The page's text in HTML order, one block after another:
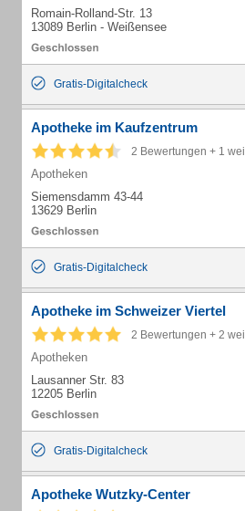
Romain-Rolland-Str. 13
13089 Berlin - Weißensee
Gratis-Digitalcheck
Apotheke im Kaufzentrum
2 Bewertungen + 1
Apotheken
Siemensdamm 43-44
13629 Berlin
Gratis-Digitalcheck
Apotheke im Schweizer Viertel
2 Bewertungen + 2
Apotheken
Lausanner Str. 83
12205 Berlin
Gratis-Digitalcheck
Apotheke Wutzky-Center